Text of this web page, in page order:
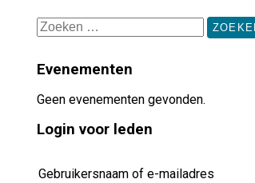
naar:
Evenementen
Geen evenementen gevonden.
Login voor leden
Gebruikersnaam of e-mailadres